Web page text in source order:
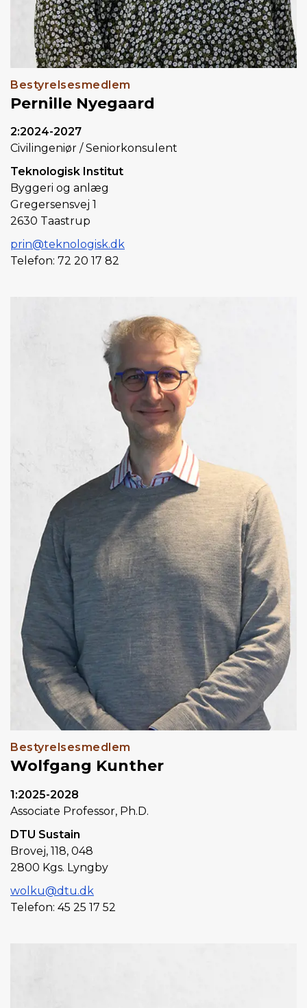
Bestyrelsesmedlem
Pernille Nyegaard
2:2024-2027
Civilingeniør / Seniorkonsulent
Teknologisk Institut
Byggeri og anlæg
Gregersensvej 1
2630 Taastrup
prin@teknologisk.dk
Telefon: 72 20 17 82
Bestyrelsesmedlem
Wolfgang Kunther
1:2025-2028
Associate Professor, Ph.D.
DTU Sustain
Brovej, 118, 048
2800 Kgs. Lyngby
wolku@dtu.dk
Telefon: 45 25 17 52